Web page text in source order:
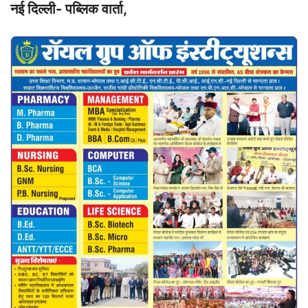
नई दिल्ली- पब्लिक वार्ता,